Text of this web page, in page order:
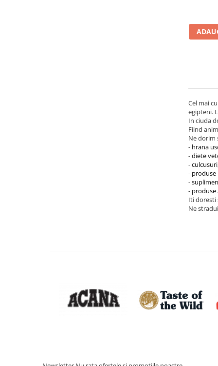
Cel mai
egipteni.
In ciuda
Fiind
Ne dorim
- hrana
-diete
-culcusuri
- produse
-
- produse
Iti doresti
Ne